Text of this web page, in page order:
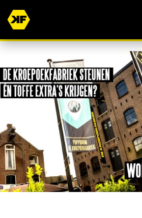
WORD JIJ OOK EEN VAN ONZE